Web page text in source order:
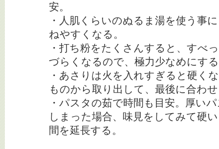
安。
・人肌くらいのぬるま湯を使う事
ねやすくなる。
・打ち粉をたくさんすると、すべ
づらくなるので、極力少なめにす
・あさりは火を入れすぎると硬く
ものから取り出して、最後に合わ
・パスタの茹で時間も目安。厚い
しまった場合、味見をしてみて硬
間を延長する。